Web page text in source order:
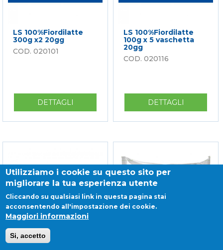
LS 100%Fiordilatte
300g x2 20gg
020101
DETTAGLI
LS
100%FIORDILATTE
X2
LS 100%Fiordilatte
100g x 5 vaschetta
20gg
020116
DETTAGLI
LS
X
Utilizziamo i cookie su questo sito per
migliorare la tua esperienza utente
Cliccando su qualsiasi link in questa pagina stai
acconsentendo all'impostazione dei cookie.
Maggiori informazioni
Si, accetto